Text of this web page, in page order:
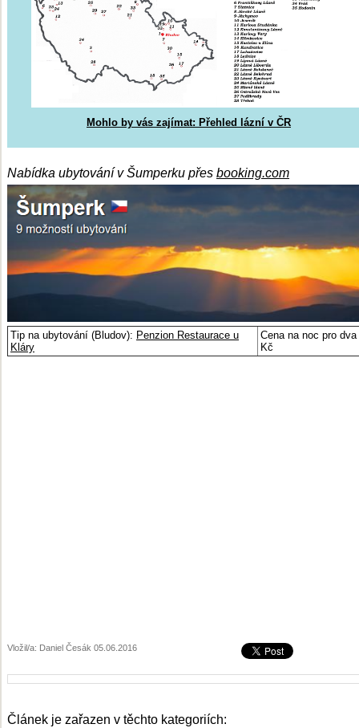
Mohlo by vás zajímat: Přehled lázní v ČR
Nabídka ubytování v Šumperku přes booking.com
Tip na ubytování (Bludov): Penzion Restaurace u
Kláry
Cena na noc pro dva
Kč
Vložil/a: Daniel Česák 05.06.2016
Článek je zařazen v těchto kategoriích: